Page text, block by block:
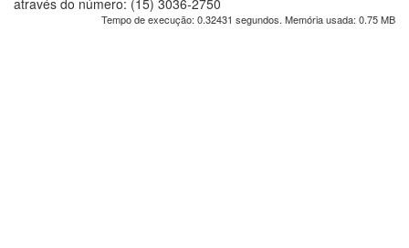
através do número: (15) 3036-2750
Tempo de execução: 0.32431 segundos. Memória usada: 0.75 MB